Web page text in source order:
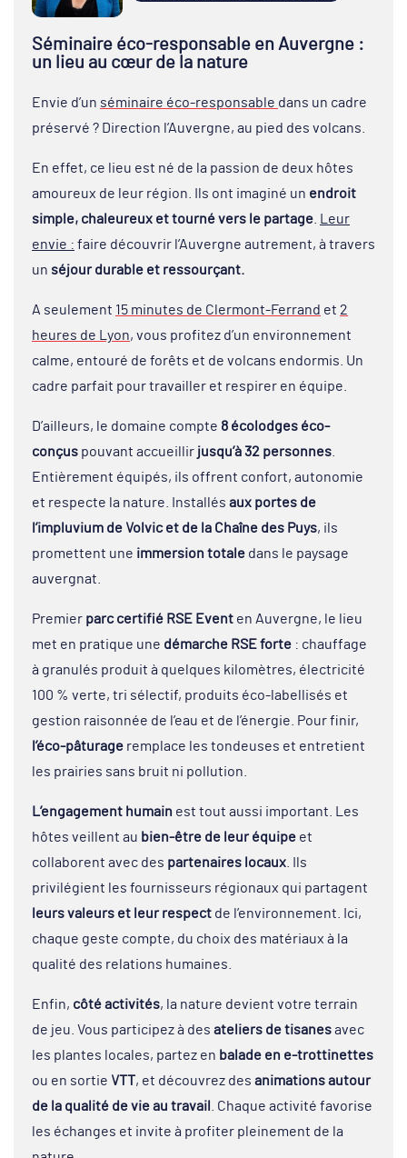
Séminaire éco-responsable en Auvergne :
un lieu au cœur de la nature
Envie d’un séminaire éco-responsable dans un cadre
préservé ? Direction l’Auvergne, au pied des volcans.
En effet, ce lieu est né de la passion de deux hôtes
amoureux de leur région. Ils ont imaginé un endroit
simple, chaleureux et tourné vers le partage. Leur
envie : faire découvrir l’Auvergne autrement, à travers
un séjour durable et ressourçant.
A seulement 15 minutes de Clermont-Ferrand et 2
heures de Lyon, vous profitez d’un environnement
calme, entouré de forêts et de volcans endormis. Un
cadre parfait pour travailler et respirer en équipe.
D’ailleurs, le domaine compte 8 écolodges éco-
conçus pouvant accueillir jusqu’à 32 personnes.
Entièrement équipés, ils offrent confort, autonomie
et respecte la nature. Installés aux portes de
l’impluvium de Volvic et de la Chaîne des Puys, ils
promettent une immersion totale dans le paysage
auvergnat.
Premier parc certifié RSE Event en Auvergne, le lieu
met en pratique une démarche RSE forte : chauffage
à granulés produit à quelques kilomètres, électricité
100 % verte, tri sélectif, produits éco-labellisés et
gestion raisonnée de l’eau et de l’énergie. Pour finir,
l’éco-pâturage remplace les tondeuses et entretient
les prairies sans bruit ni pollution.
L’engagement humain est tout aussi important. Les
hôtes veillent au bien-être de leur équipe et
collaborent avec des partenaires locaux. Ils
privilégient les fournisseurs régionaux qui partagent
leurs valeurs et leur respect de l’environnement. Ici,
chaque geste compte, du choix des matériaux à la
qualité des relations humaines.
Enfin, côté activités, la nature devient votre terrain
de jeu. Vous participez à des ateliers de tisanesavec
les plantes locales, partez en balade en e-trottinettes
ou en sortie VTT, et découvrez des animations autour
de la qualité de vie au travail . Chaque activité favorise
les échanges et invite à profiter pleinement de la